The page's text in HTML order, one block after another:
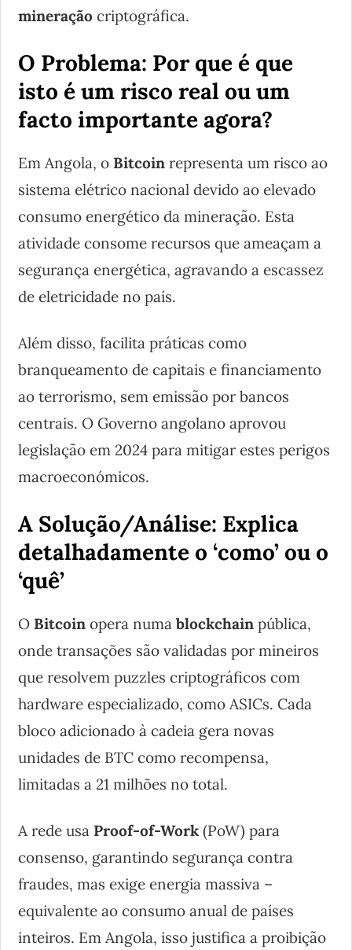
mineração criptográfica.
O Problema: Por que é que
isto é um risco real ou um
facto importante agora?
Em Angola, o Bitcoin representa um risco ao
sistema elétrico nacional devido ao elevado
consumo energético da mineração. Esta
atividade consome recursos que ameaçam a
segurança energética, agravando a escassez
de eletricidade no país.
Além disso, facilita práticas como
branqueamento de capitais e financiamento
ao terrorismo, sem emissão por bancos
centrais. O Governo angolano aprovou
legislação em 2024 para mitigar estes perigos
macroeconómicos.
A Solução/Análise: Explica
detalhadamente o ‘como’ ou o
‘quê’
O Bitcoin opera numablockchain pública,
onde transações são validadas por mineiros
que resolvem puzzles criptográficos com
hardware especializado, como ASICs. Cada
bloco adicionado à cadeia gera novas
unidades de BTC como recompensa,
limitadas a 21 milhões no total.
A rede usa Proof-of-Work (PoW) para
consenso, garantindo segurança contra
fraudes, mas exige energia massiva –
equivalente ao consumo anual de países
inteiros. Em Angola, isso justifica a proibição